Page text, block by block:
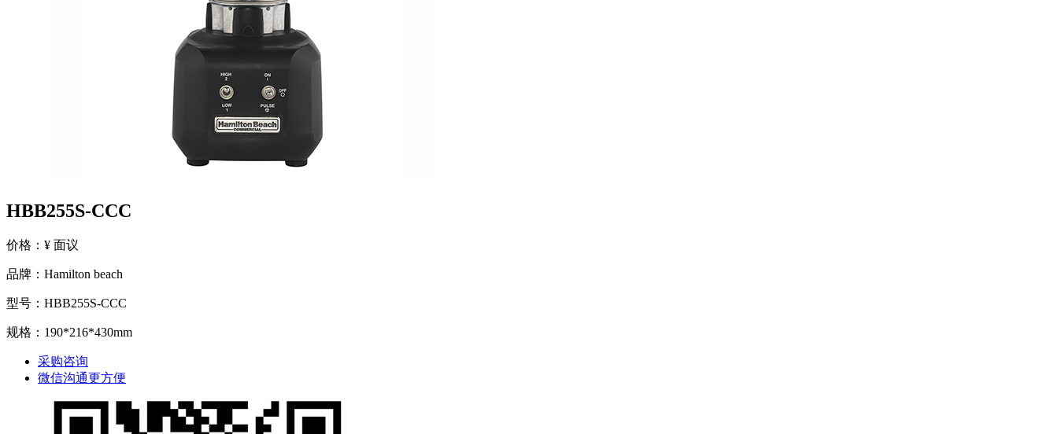
HBB255S-CCC
价格：¥ 面议
品牌：Hamilton beach
型号：HBB255S-CCC
规格：190*216*430mm
采购咨询
微信沟通更方便